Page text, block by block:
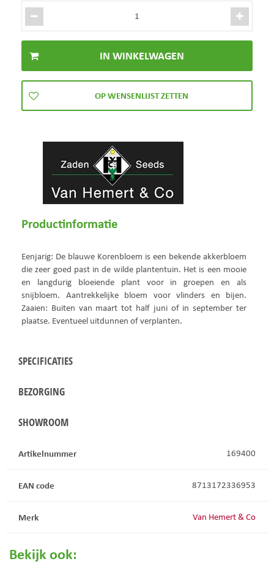
Productinformatie
Eenjarig: De blauwe Korenbloem is een bekende akkerbloem
die zeer goed past in de wilde plantentuin. Het is een mooie
en langdurig bloeiende plant voor in groepen en als
snijbloem. Aantrekkelijke bloem voor vlinders en bijen.
Zaaien: Buiten van maart tot half juni of in september ter
plaatse. Eventueel uitdunnen of verplanten.
SPECIFICATIES
BEZORGING
SHOWROOM
Artikelnummer 169400
EAN code 8713172336953
Merk Van Hemert & Co
Bekijk ook: